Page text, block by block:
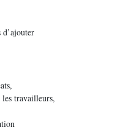
d’ajouter
travailleurs,